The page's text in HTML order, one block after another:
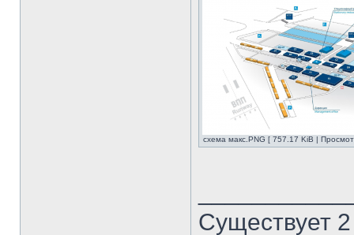
схема макс.PNG [ 757.17 KiB |
Существует